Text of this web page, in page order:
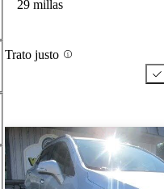
29 millas
Trato justo